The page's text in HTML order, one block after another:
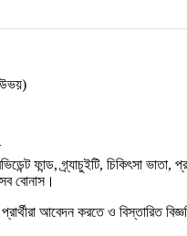
ফান্ড, গ্র্যাচুইটি, চিকিৎসা ভাতা,
বোনাস।
আবেদন করতে ও বিস্তারিত